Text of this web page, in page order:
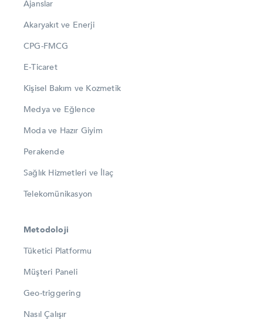
Ajanslar
Akaryakıt ve Enerji
CPG-FMCG
E-Ticaret
Kişisel Bakım ve Kozmetik
Medya ve Eğlence
Moda ve Hazır Giyim
Perakende
Sağlık Hizmetleri ve İlaç
Telekomünikasyon
Metodoloji
Tüketici Platformu
Müşteri Paneli
Geo-triggering
Nasıl Çalışır